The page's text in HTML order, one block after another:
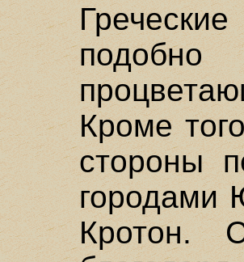
Кроме
стороны
городами
Кротон.